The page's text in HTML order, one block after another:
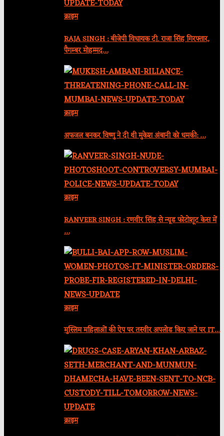
क्राइम
RAJA SINGH : बीजेपी विधायक टी. राजा सिंह गिरफ्तार,
पैगम्बर मोहम्मद…
क्राइम
अफजल बनकर विष्णु ने दी थी मुकेश अंबानी को धमकी: …
क्राइम
RANVEER SINGH : रणवीर सिंह से न्यूड फोटोशूट केस में
…
क्राइम
मुस्लिम महिलाओं की ऐप पर तस्वीर अपलोड किए जाने पर IT…
क्राइम